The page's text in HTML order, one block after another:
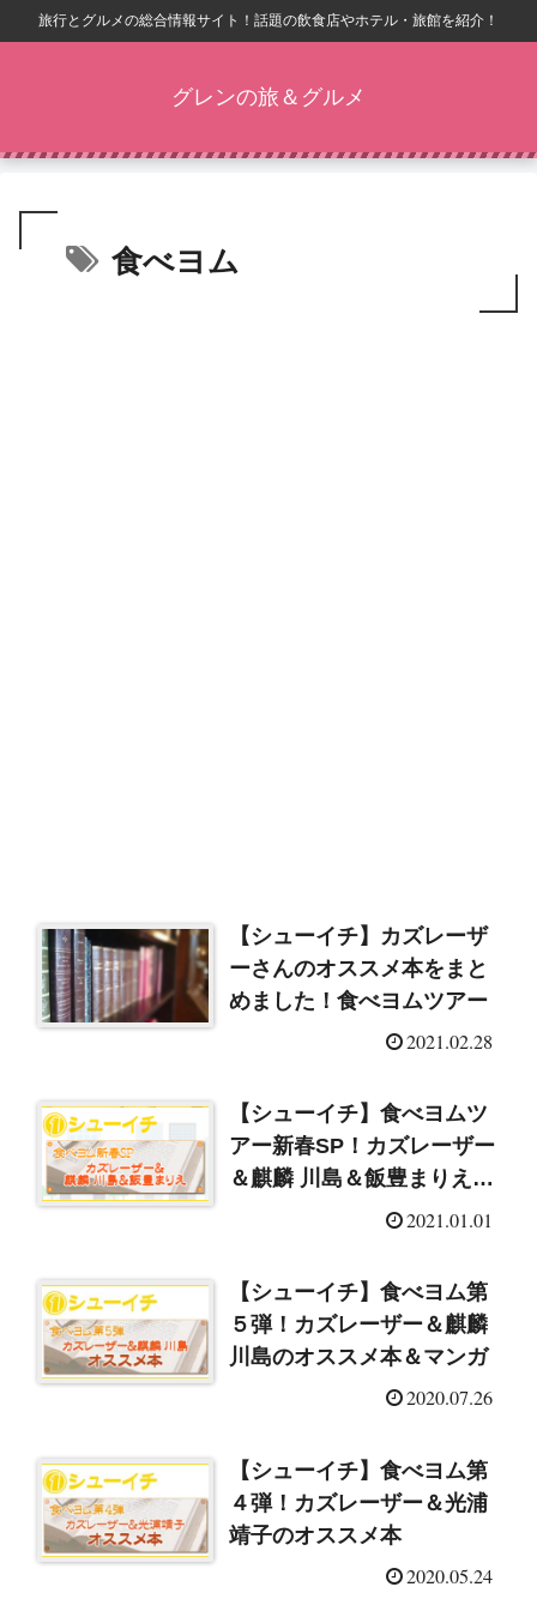
旅行とグルメの総合情報サイト！話題の飲食店やホテル・旅館を紹介！
グレンの旅＆グルメ
食べヨム
【シューイチ】カズレーザ
ーさんのオススメ本をまと
めました！食べヨムツアー
2021.02.28
【シューイチ】食べヨムツ
アー新春SP！カズレーザー
＆麒麟 川島＆飯豊まりえの
オススメ本＆マンガ2021.01.01
【シューイチ】食べヨム第
５弾！カズレーザー＆麒麟
川島のオススメ本＆マンガ
2020.07.26
【シューイチ】食べヨム第
４弾！カズレーザー＆光浦
靖子のオススメ本
2020.05.24